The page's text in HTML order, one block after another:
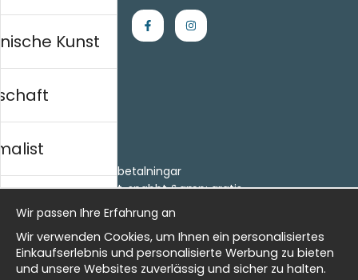
Einkaufen
Villkor
- Returer och återbetalningar
- Leverans - enkelt, snabbt &amp; gratis
Om cookies
Meine Favoriten
Information
Kunst
history
Wir passen Ihre Erfahrung an
Wir verwenden Cookies, um Ihnen ein personalisiertes
Einkaufserlebnis und personalisierte Werbung zu bieten
und unsere Websites zuverlässig und sicher zu halten.